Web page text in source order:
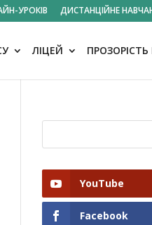
УРОКІВ ДИСТАНЦІЙНЕ
ЛІЦЕЙ ПРОЗОРІСТЬ
YouTube
Facebook